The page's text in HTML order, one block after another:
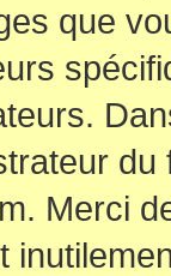
que
du
Merci